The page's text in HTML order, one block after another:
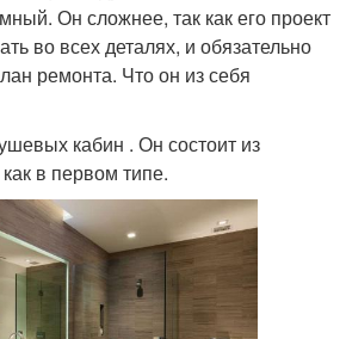
Он сложнее, так как его проект
во всех деталях, и обязательно
ремонта. Что он из себя
кабин . Он состоит из
в первом типе.